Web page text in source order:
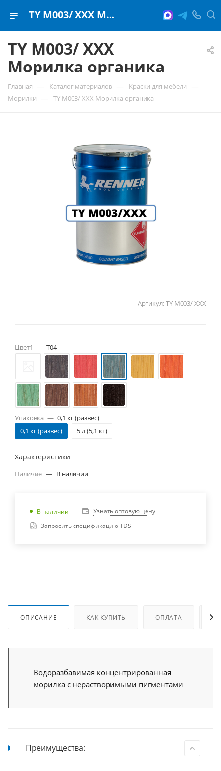
TY M003/ ХХХ Морилка органика
TY M003/ ХХХ
Морилка органика
Главная — Каталог материалов — Краски для мебели —
Морилки — TY M003/ ХХХ Морилка органика
Артикул:TY M003/ ХХХ
Цвет1 — T04
Упаковка — 0,1 кг (развес)
0,1 кг (развес)
5 л (5,1 кг)
Характеристики
Наличие — В наличии
В наличии
Узнать оптовую цену
Запросить спецификацию TDS
ОПИСАНИЕ КАК КУПИТЬ ОПЛАТА
Водоразбавимая концентрированная
морилка с нерастворимыми пигментами
Преимущества: